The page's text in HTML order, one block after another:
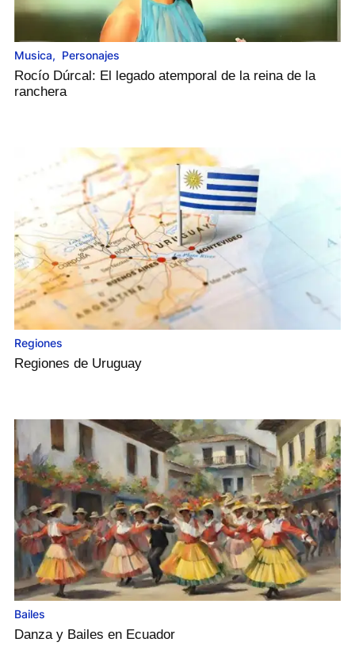
Musica, Personajes
Rocío Dúrcal: El legado atemporal de la reina de la
ranchera
Regiones
Regiones de Uruguay
Bailes
Danza y Bailes en Ecuador